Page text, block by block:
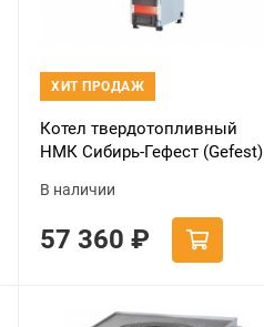
ХИТ ПРОДАЖ
Котел твердотопливный
НМК Сибирь-Гефест (Gefest)
В наличии
57 360 ₽